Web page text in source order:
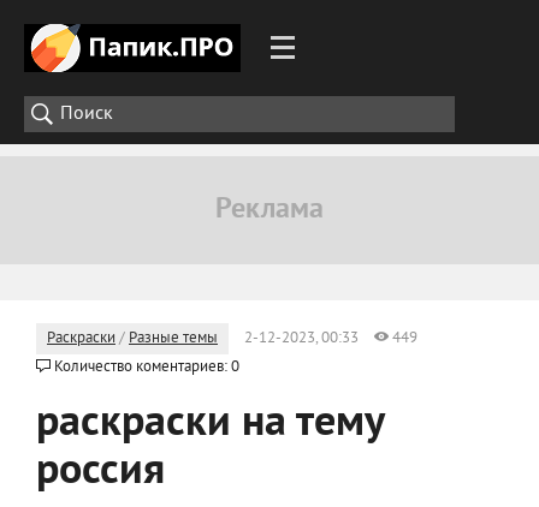
Раскраски / Разные темы 2-12-2023, 00:33
449
Количество коментариев: 0
раскраски на тему
россия